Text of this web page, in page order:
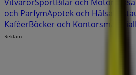
VitvarorSportBilar och Motor
och ParfymApotek och Hälsa
KaféerBöcker och Kontorsmaterial
Reklam